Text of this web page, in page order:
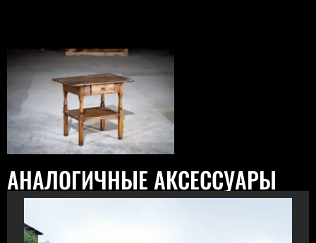
АНАЛОГИЧНЫЕ АКСЕССУАРЫ